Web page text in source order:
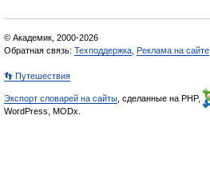
© Академик, 2000-2026
Обратная связь: Техподдержка Реклама на сайте
👣 Путешествия
Экспорт словарей на сайты , сделанные на PHP,
WordPress, MODx.